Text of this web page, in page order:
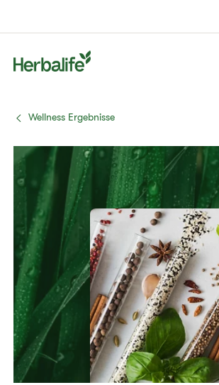
Wellness Ergebnisse